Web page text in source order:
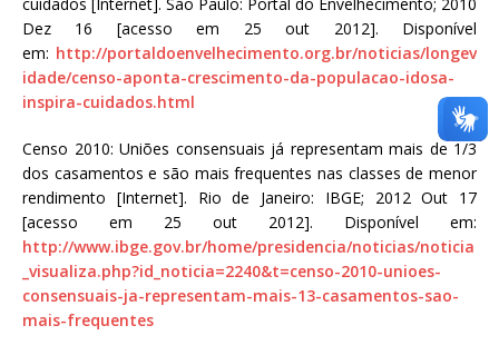
Dez 16 [acesso em 25 out 2012]. Disponível
em: http://portaldoenvelhecimento.org.br/noticias/longev
idade/censo-aponta-crescimento-da-populacao-idosa-
inspira-cuidados.html
Censo 2010: Uniões consensuais já representam mais de 1/3
dos casamentos e são mais frequentes nas classes de menor
rendimento [Internet]. Rio de Janeiro: IBGE; 2012 Out 17
[acesso em 25 out 2012]. Disponível em:
http://www.ibge.gov.br/home/presidencia/noticias/noticia
_visualiza.php?id_noticia=2240&t=censo-2010-unioes-
consensuais-ja-representam-mais-13-casamentos-sao-
mais-frequentes